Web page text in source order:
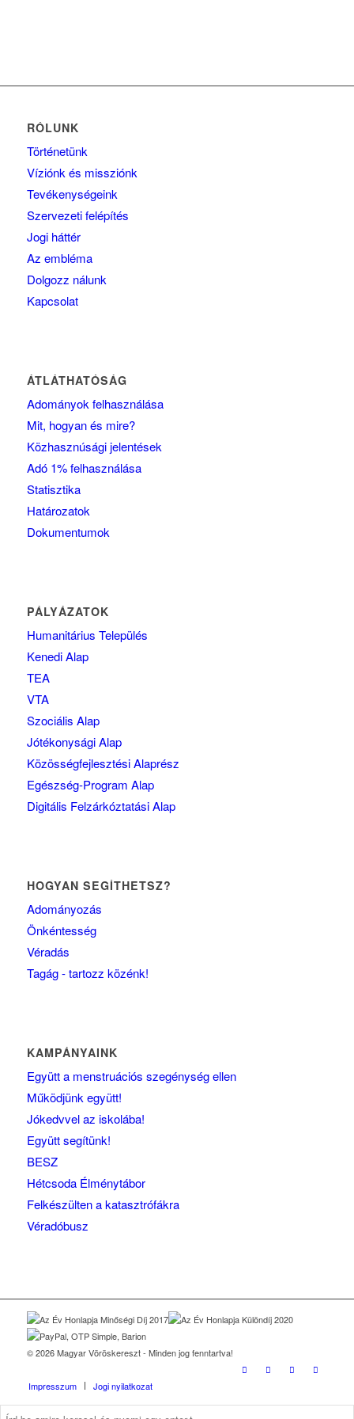
RÓLUNK
Történetünk
Víziónk és missziónk
Tevékenységeink
Szervezeti felépítés
Jogi háttér
Az embléma
Dolgozz nálunk
Kapcsolat
ÁTLÁTHATÓSÁG
Adományok felhasználása
Mit, hogyan és mire?
Közhasznúsági jelentések
Adó 1% felhasználása
Statisztika
Határozatok
Dokumentumok
PÁLYÁZATOK
Humanitárius Település
Kenedi Alap
TEA
VTA
Szociális Alap
Jótékonysági Alap
Közösségfejlesztési Alaprész
Egészség-Program Alap
Digitális Felzárkóztatási Alap
HOGYAN SEGÍTHETSZ?
Adományozás
Önkéntesség
Véradás
Tagág - tartozz közénk!
KAMPÁNYAINK
Együtt a menstruációs szegénység ellen
Működjünk együtt!
Jókedvvel az iskolába!
Együtt segítünk!
BESZ
Hétcsoda Élménytábor
Felkészülten a katasztrófákra
Véradóbusz
© 2026 Magyar Vöröskereszt - Minden jog fenntartva!
Impresszum Jogi nyilatkozat